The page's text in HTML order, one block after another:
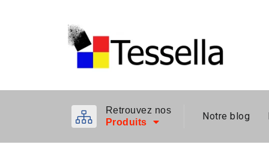
Retrouvez nos
Produits
Notre blog